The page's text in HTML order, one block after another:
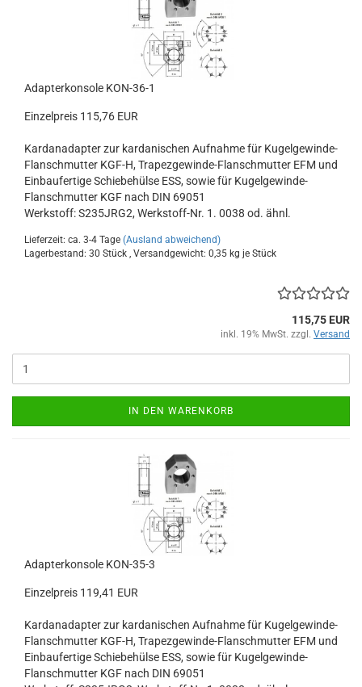
Adapterkonsole KON-36-1
Einzelpreis 115,76 EUR
Kardanadapter zur kardanischen Aufnahme für Kugelgewinde-
Flanschmutter KGF-H, Trapezgewinde-Flanschmutter EFM und
Einbaufertige Schiebehülse ESS, sowie für Kugelgewinde-
Flanschmutter KGF nach DIN 69051
Werkstoff: S235JRG2, Werkstoff-Nr. 1. 0038 od. ähnl.
Lieferzeit: ca. 3-4 Tage (Ausland abweichend)
Lagerbestand: 30 Stück , Versandgewicht: 0,35 kg je Stück
115,75 EUR
inkl. 19% MwSt. zzgl. Versand
IN DEN WARENKORB
Adapterkonsole KON-35-3
Einzelpreis 119,41 EUR
Kardanadapter zur kardanischen Aufnahme für Kugelgewinde-
Flanschmutter KGF-H, Trapezgewinde-Flanschmutter EFM und
Einbaufertige Schiebehülse ESS, sowie für Kugelgewinde-
Flanschmutter KGF nach DIN 69051